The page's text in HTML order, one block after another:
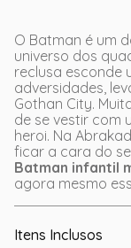
O Batman é um
universo dos
reclusa esconde
adversidades,
Gothan City.
de se vestir com
heroi. Na
ficar a cara do
Batman infantil
agora mesmo
Itens Inclusos